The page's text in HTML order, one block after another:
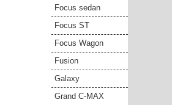
Focus sedan
Focus ST
Focus Wagon
Fusion
Galaxy
Grand C-MAX